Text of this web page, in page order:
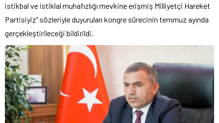
istikbal ve istiklal muhafızlığı mevkine erişmiş Milliyetçi Hareket
Partisiyiz” sözleriyle duyurulan kongre sürecinin temmuz ayında
gerçekleştirileceği bildirildi.